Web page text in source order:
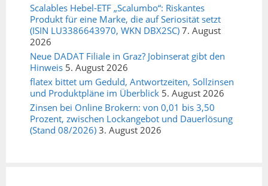
Scalables Hebel-ETF „Scalumbo“: Riskantes
Produkt für eine Marke, die auf Seriosität setzt
(ISIN LU3386643970, WKN DBX2SC) 7. August
2026
Neue DADAT Filiale in Graz? Jobinserat gibt den
Hinweis 5. August 2026
flatex bittet um Geduld, Antwortzeiten, Sollzinsen
und Produktpläne im Überblick 5. August 2026
Zinsen bei Online Brokern: von 0,01 bis 3,50
Prozent, zwischen Lockangebot und Dauerlösung
(Stand 08/2026) 3. August 2026